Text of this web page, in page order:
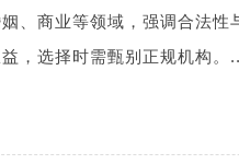
、商业等领域，强调合法性
，选择时需甄别正规机构。